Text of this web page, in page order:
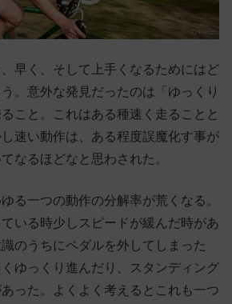
早く、そして上手くなるためにはど
。意外な発見だったのは「ゆっくり
こと。これはある種速く走ることと
速い動作は、ある程度誤魔化す事が
なるほどなと思わされた。
る一つの動作の分解率が荒くなる。
いる時少しスピードが緩んだ時があ
のうちにペダルを外してしまった
ゆっくり進んだり、スタンディング
った。よくよく考えるとこれも一つ